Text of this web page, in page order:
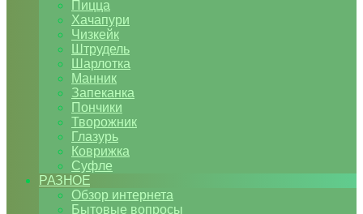
Пицца
Хачапури
Чизкейк
Штрудель
Шарлотка
Манник
Запеканка
Пончики
Творожник
Глазурь
Коврижка
Суфле
РАЗНОЕ
Обзор интернета
Бытовые вопросы